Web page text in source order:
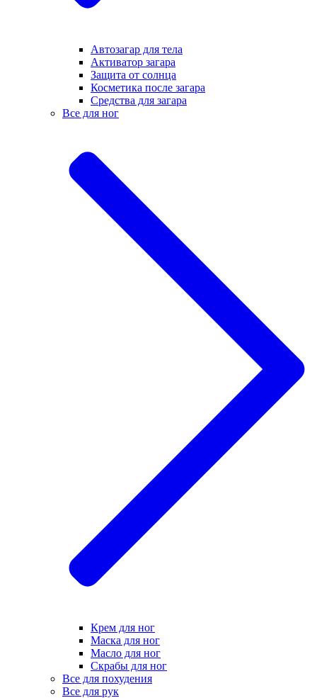
Автозагар для тела
Активатор загара
Защита от солнца
Косметика после загара
Средства для загара
Все для ног
Крем для ног
Маска для ног
Масло для ног
Скрабы для ног
Все для похудения
Все для рук